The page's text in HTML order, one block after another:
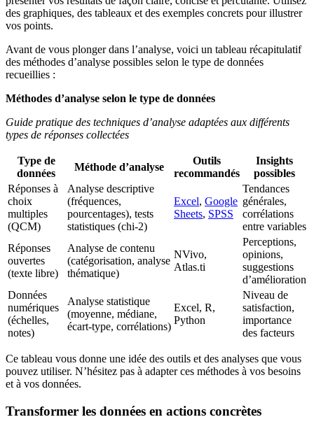
des graphiques, des tableaux et des exemples concrets pour illustrer
vos points.
Avant de vous plonger dans l’analyse, voici un tableau récapitulatif
des méthodes d’analyse possibles selon le type de données
recueillies :
Méthodes d’analyse selon le type de données
Guide pratique des techniques d’analyse adaptées aux différents
types de réponses collectées
Type de
données
Méthode d’analyse
Outils
recommandés
Insights
possibles
Réponses à
choix
multiples
(QCM)
Analyse descriptive
(fréquences,
pourcentages), tests
statistiques (chi-2)
Excel, Google
Sheets, SPSS
Tendances
générales,
corrélations
entre variables
Réponses
ouvertes
(texte libre)
Analyse de contenu
(catégorisation, analyse
thématique)
NVivo,
Atlas.ti
Perceptions,
opinions,
suggestions
d’amélioration
Données
numériques
(échelles,
notes)
Analyse statistique
(moyenne, médiane,
écart-type, corrélations)
Excel, R,
Python
Niveau de
satisfaction,
importance
des facteurs
Ce tableau vous donne une idée des outils et des analyses que vous
pouvez utiliser. N’hésitez pas à adapter ces méthodes à vos besoins
et à vos données.
Transformer les données en actions concrètes